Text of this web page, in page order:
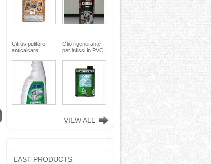
Citrus pulitore
anticalcare
con nebulizzatore
- faren industrie
chimiche spa
Olio rigenerante
per infissi in PVC,
TEKNICA -
TEKNICA
VIEW ALL
LAST PRODUCTS